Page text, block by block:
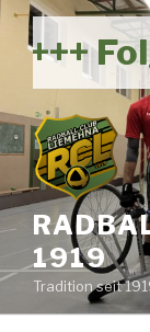
Zum
Inhalt
springen
1919
Tradition seit